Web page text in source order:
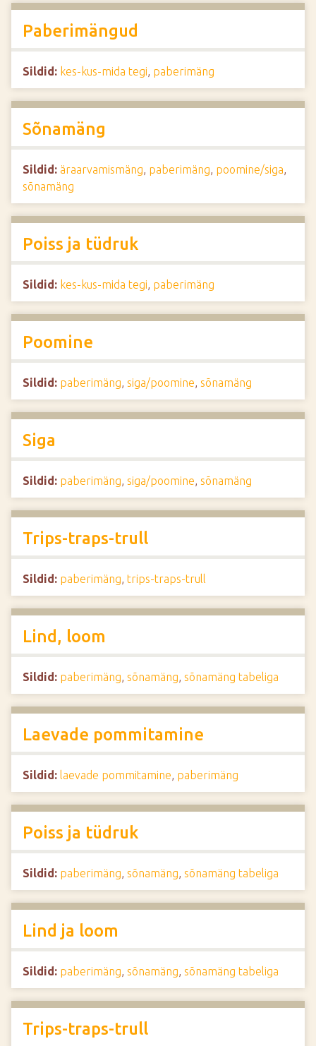
Paberimängud
Sildid: kes-kus-mida tegi, paberimäng
Sõnamäng
Sildid: äraarvamismäng, paberimäng, poomine/siga,
sõnamäng
Poiss ja tüdruk
Sildid: kes-kus-mida tegi, paberimäng
Poomine
Sildid: paberimäng, siga/poomine, sõnamäng
Siga
Sildid: paberimäng, siga/poomine, sõnamäng
Trips-traps-trull
Sildid: paberimäng, trips-traps-trull
Lind, loom
Sildid: paberimäng, sõnamäng, sõnamäng tabeliga
Laevade pommitamine
Sildid: laevade pommitamine, paberimäng
Poiss ja tüdruk
Sildid: paberimäng, sõnamäng, sõnamäng tabeliga
Lind ja loom
Sildid: paberimäng, sõnamäng, sõnamäng tabeliga
Trips-traps-trull